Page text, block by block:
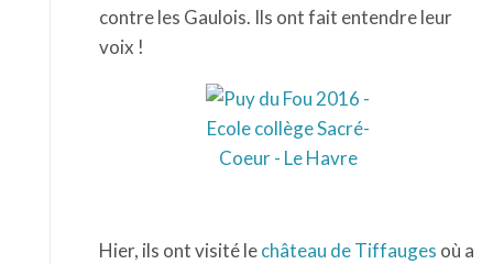
contre les Gaulois. Ils ont fait entendre leur
voix !
Hier, ils ont visité lechâteau de Tiffauges où a